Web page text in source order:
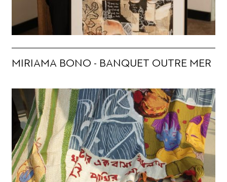
MIRIAMA BONO - BANQUET OUTRE MER